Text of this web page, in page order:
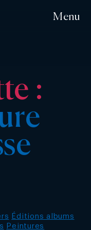
Menu
:
Éditions albums
Peintures